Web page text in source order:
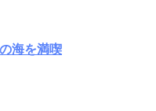
海を満喫